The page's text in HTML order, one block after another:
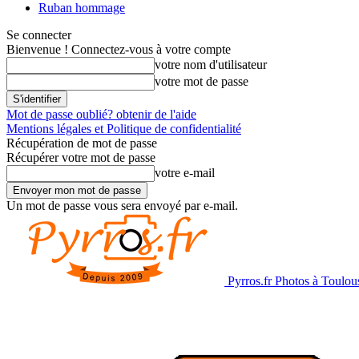
Ruban hommage
Se connecter
Bienvenue ! Connectez-vous à votre compte
votre nom d'utilisateur
votre mot de passe
Mot de passe oublié? obtenir de l'aide
Mentions légales et Politique de confidentialité
Récupération de mot de passe
Récupérer votre mot de passe
votre e-mail
Un mot de passe vous sera envoyé par e-mail.
Pyrros.fr Photos à